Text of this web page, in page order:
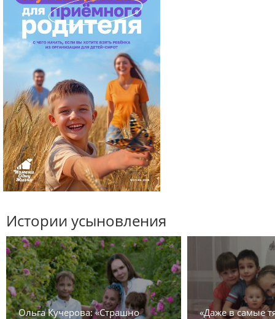
Истории усыновления
Ольга Кучерова: «Страшно
«Даже в самые